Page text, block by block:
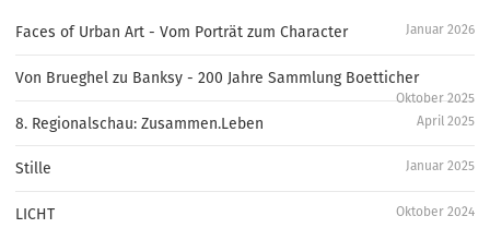
Faces of Urban Art - Vom Porträt zum Character Januar 2026
Von Brueghel zu Banksy - 200 Jahre Sammlung Boetticher
Oktober 2025
8. Regionalschau: Zusammen.Leben April 2025
Stille Januar 2025
LICHT Oktober 2024